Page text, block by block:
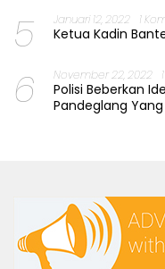
5 Januari 12, 2022 1
Ketua Kadin
6 November 22, 2022
Polisi Beberkan
Pandeglang